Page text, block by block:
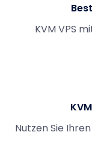
KVM VPS
Nutzen Sie